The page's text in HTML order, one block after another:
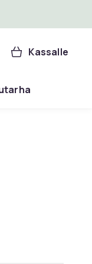
Kassalle